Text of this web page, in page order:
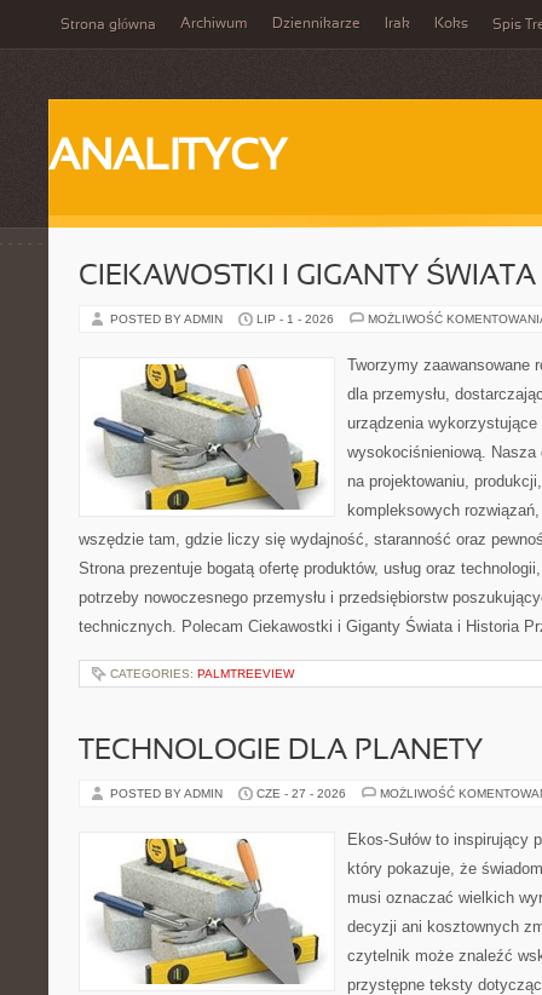
Strona główna Archiwum Dziennikarze Irak Koks Spis
ANALITYCY
CIEKAWOSTKI I GIGANTY ŚWIATA
POSTED BY ADMIN LIP - 1 - 2026 MOŻLIWOŚĆ
Tworzymy zaawansowane
dla przemysłu,
urządzenia wykorzystujące
wysokociśnieniową. Nasza
na projektowaniu,
kompleksowych
wszędzie tam, gdzie liczy się wydajność, staranność oraz
Strona prezentuje bogatą ofertę produktów, usług oraz
potrzeby nowoczesnego przemysłu i przedsiębiorstw
technicznych. Polecam Ciekawostki i Giganty Świata i Historia
CATEGORIES: PALMTREEVIEW
TECHNOLOGIE DLA PLANETY
POSTED BY ADMIN CZE - 27 - 2026 MOŻLIWOŚĆ
Ekos-Sułów to inspirujący
który pokazuje, że
musi oznaczać wielkich
decyzji ani kosztownych
czytelnik może znaleźć
przystępne teksty